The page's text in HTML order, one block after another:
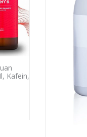
Kafein,